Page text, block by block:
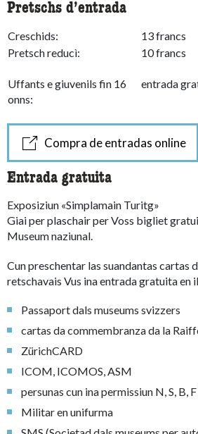
Pretschs d’entrada
Creschids:
13 francs
Pretsch reducì:
10 francs
Uffants e giuvenils fin 16
onns:
entrada
Compra de entradas online
Entrada gratuita
Exposiziun «Simplamain Turitg»
Giai per plaschair per Voss bigliet
Museum naziunal.
Cun preschentar las suandantas cartas
retschavais Vus ina entrada gratuita en
Passaport dals museums svizzers
cartas da commembranza da la
ZürichCARD
ICOM, ICOMOS, ASM
persunas cun ina permissiun N, S,
Militar en unifurma